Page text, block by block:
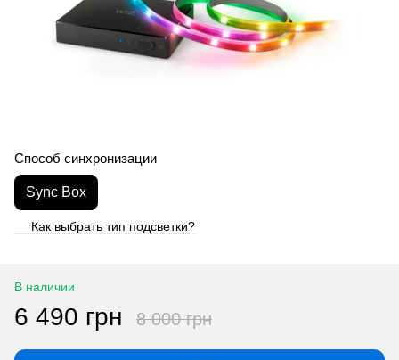
Способ синхронизации
Sync Box
Как выбрать тип подсветки?
В наличии
6 490 грн 8 000 грн